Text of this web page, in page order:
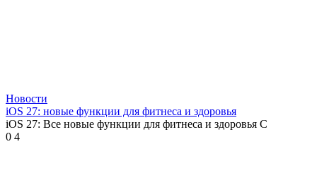
Новости
iOS 27: новые функции для фитнеса и здоровья
iOS 27: Все новые функции для фитнеса и здоровья С
0 4